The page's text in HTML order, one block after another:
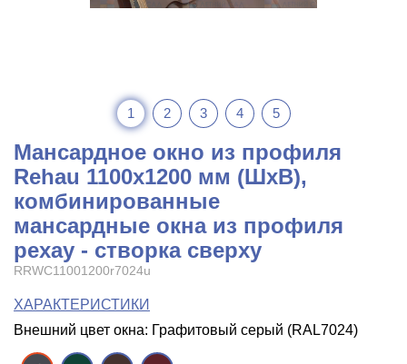
1 2 3 4 5
Мансардное окно из профиля
Rehau 1100x1200 мм (ШхВ),
комбинированные
мансардные окна из профиля
рехау - створка сверху
RRWC11001200r7024u
ХАРАКТЕРИСТИКИ
Внешний цвет окна: Графитовый серый (RAL7024)